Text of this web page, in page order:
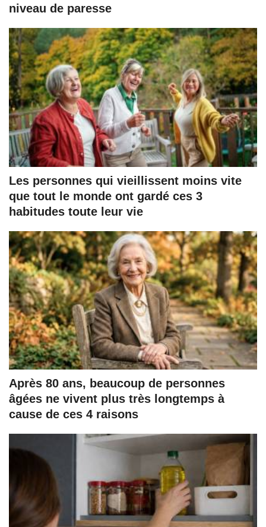
niveau de paresse
Les personnes qui vieillissent moins vite
que tout le monde ont gardé ces 3
habitudes toute leur vie
Après 80 ans, beaucoup de personnes
âgées ne vivent plus très longtemps à
cause de ces 4 raisons